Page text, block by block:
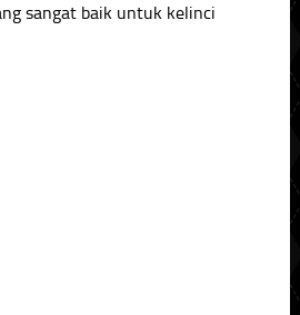
sangat baik untuk kelinci